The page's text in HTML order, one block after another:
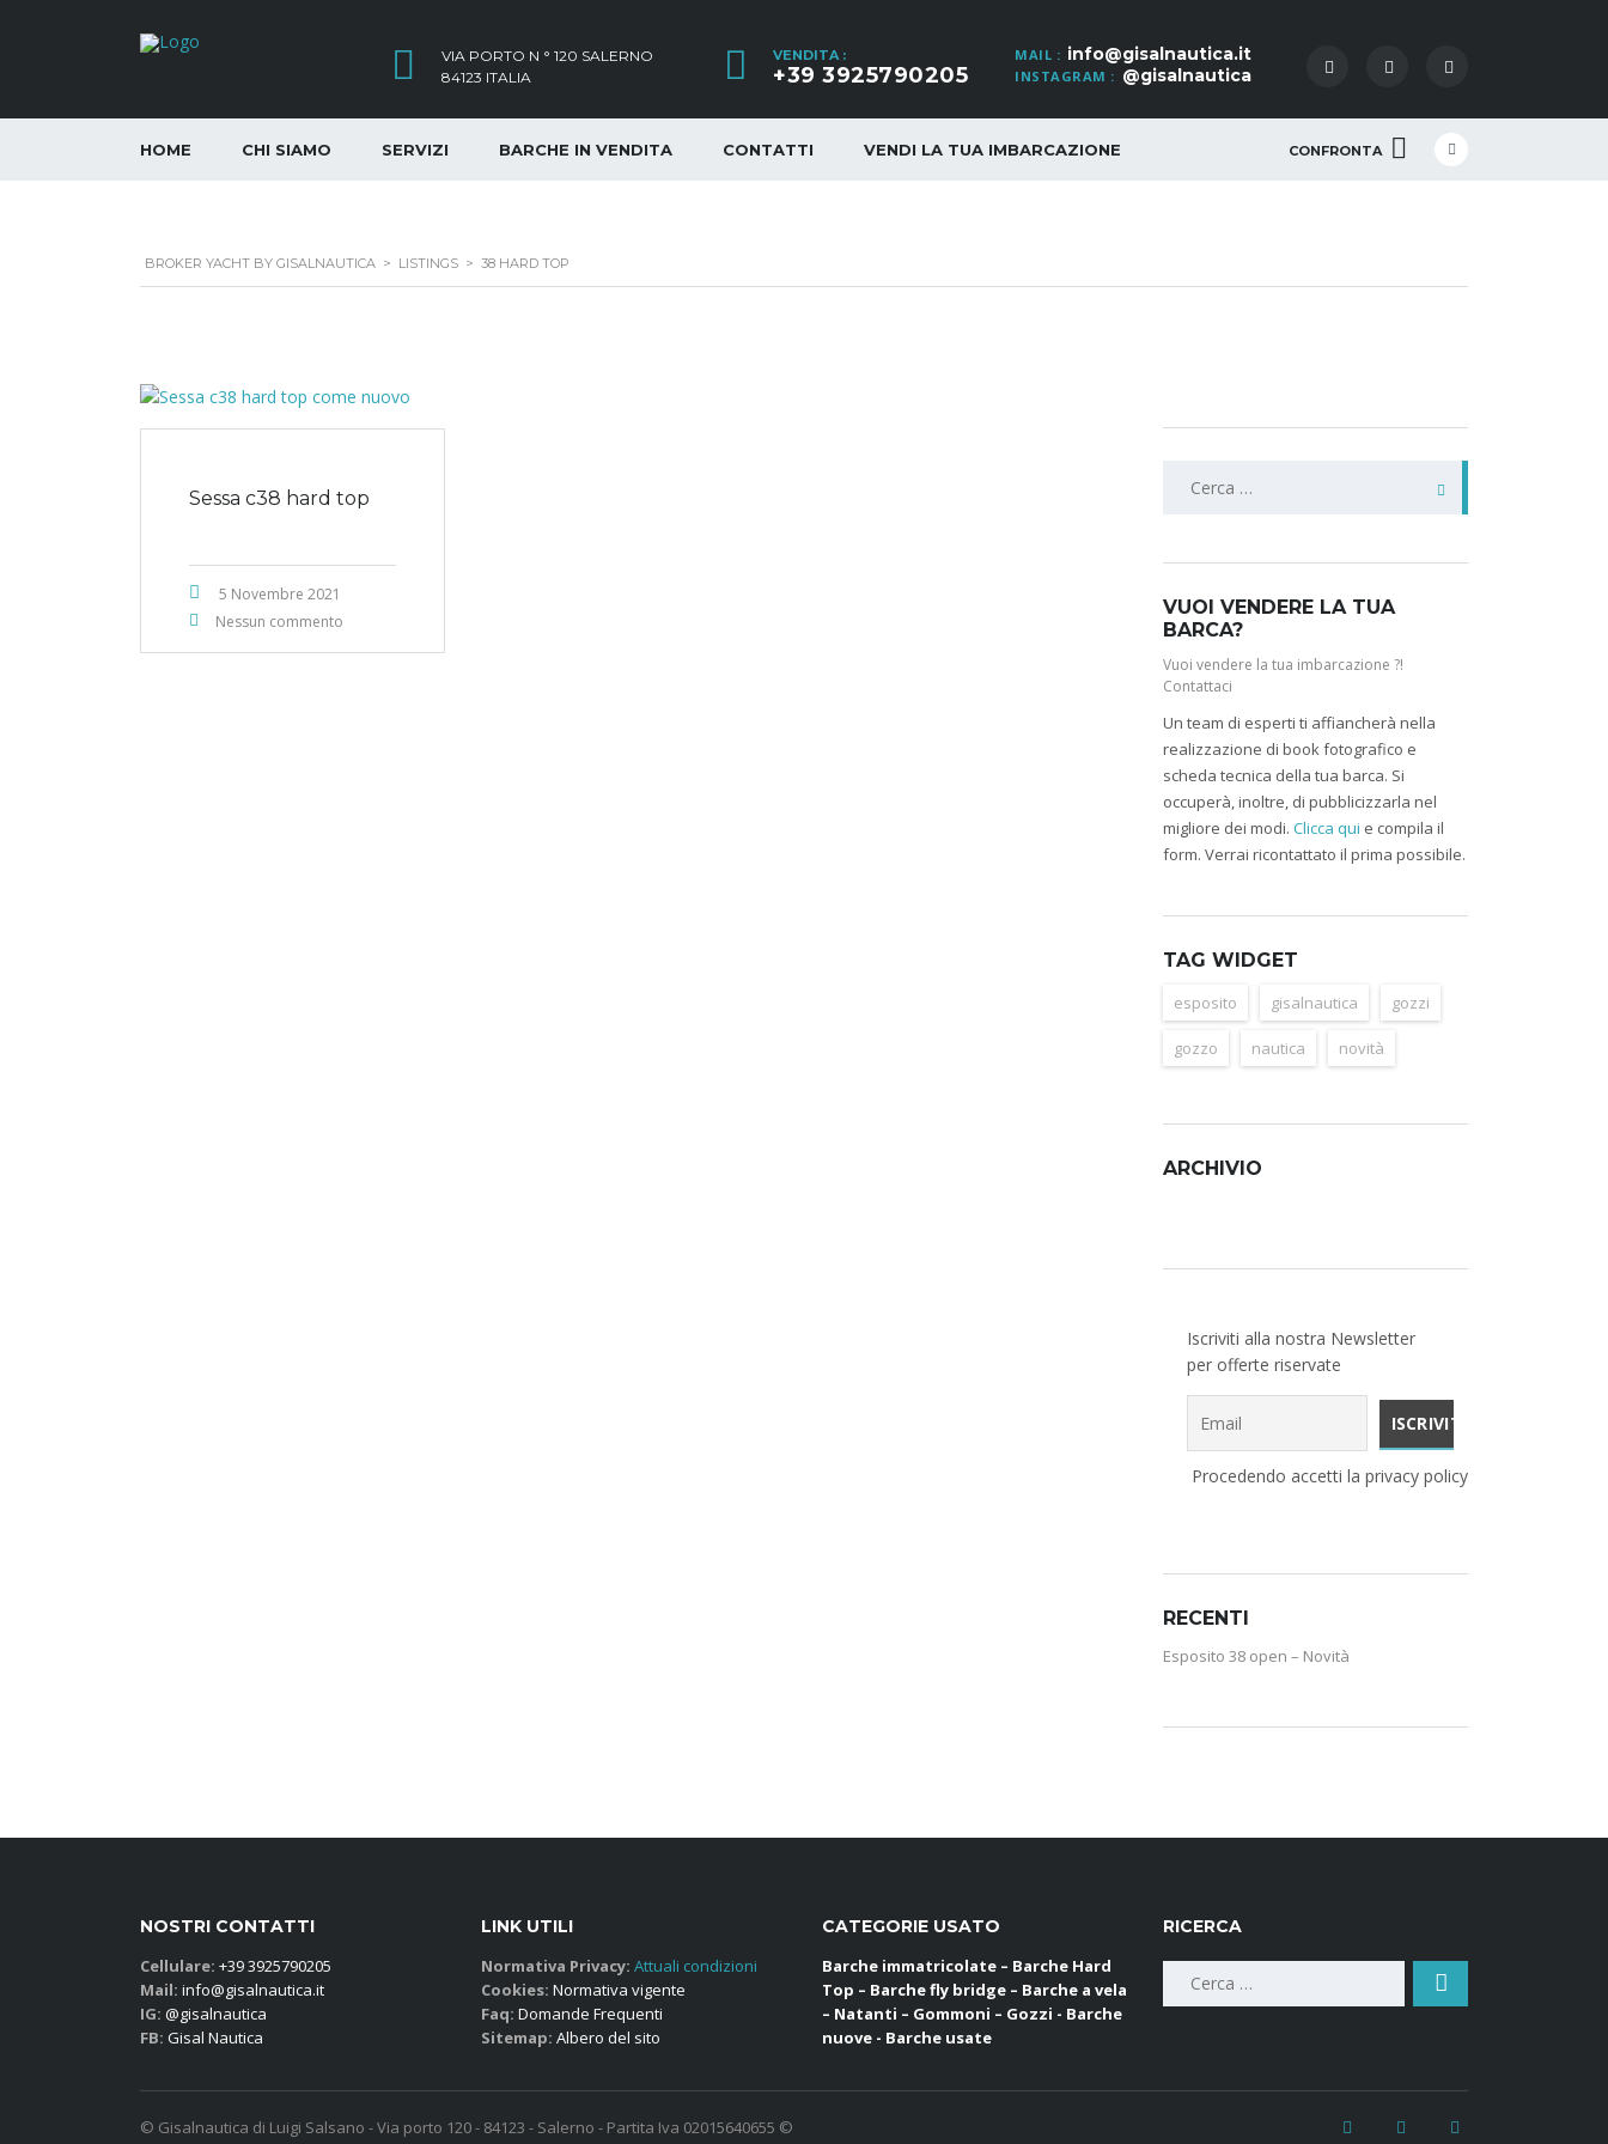
MAIL : info@gisalnautica.it
INSTAGRAM : @gisalnautica
VENDITA :
+39 3925790205
VIA PORTO N ° 120 SALERNO
84123 ITALIA
CONFRONTA
HOME CHI SIAMO SERVIZI BARCHE IN VENDITA CONTATTI VENDI LA TUA IMBARCAZIONE
BROKER YACHT BY GISALNAUTICA > LISTINGS > 38 HARD TOP
Sessa c38 hard top
5 Novembre 2021
Nessun commento
VUOI VENDERE LA TUA
BARCA?
Vuoi vendere la tua imbarcazione ?!
Contattaci
Un team di esperti ti affiancherà nella
realizzazione di book fotografico e
scheda tecnica della tua barca. Si
occuperà, inoltre, di pubblicizzarla nel
migliore dei modi. Clicca qui e compila il
form. Verrai ricontattato il prima possibile.
TAG WIDGET
esposito gisalnautica gozzi
gozzo nautica novità
ARCHIVIO
Iscriviti alla nostra Newsletter
per offerte riservate
Procedendo accetti la privacy policy
RECENTI
Esposito 38 open – Novità
NOSTRI CONTATTI
Cellulare: +39 3925790205
Mail: info@gisalnautica.it
IG: @gisalnautica
FB: Gisal Nautica
LINK UTILI
Normativa Privacy: Attuali condizioni
Cookies: Normativa vigente
Faq: Domande Frequenti
Sitemap: Albero del sito
CATEGORIE USATO
Barche immatricolate – Barche Hard
Top – Barche fly bridge – Barche a vela
– Natanti – Gommoni – Gozzi - Barche
nuove - Barche usate
RICERCA
Ricerca
© Gisalnautica di Luigi Salsano - Via porto 120 - 84123 - Salerno - Partita Iva 02015640655 ©